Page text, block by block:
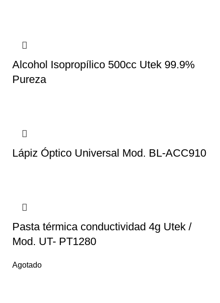
Alcohol Isopropílico 500cc Utek 99.9%
Pureza
Lápiz Óptico Universal Mod. BL-ACC910
Pasta térmica conductividad 4g Utek /
Mod. UT- PT1280
Agotado